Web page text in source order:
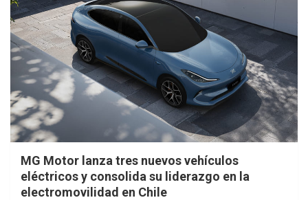
MG Motor lanza tres nuevos vehículos
eléctricos y consolida su liderazgo en la
electromovilidad en Chile